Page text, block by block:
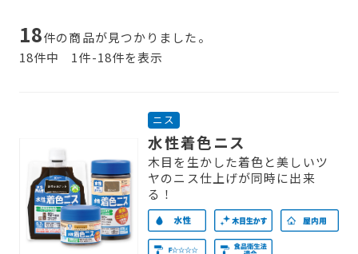
関西ペイントHP
18件の商品が見つかりました。
18件中
1件-18件を表示
ニス
水性着色ニス
木目を生かした着色と美しいツ
ヤのニス仕上げが同時に出来
る！